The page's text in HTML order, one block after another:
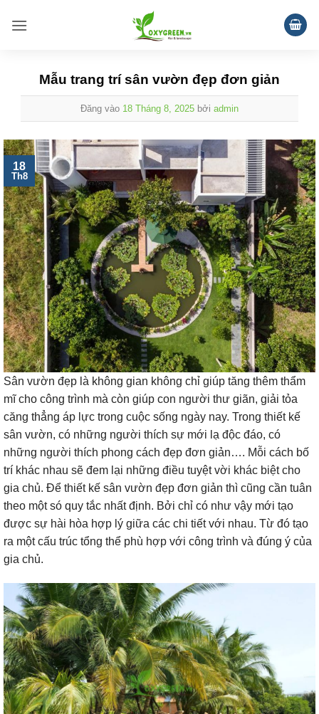
qua
Mẫu trang trí sân vườn đẹp đơn giản
Đăng vào 18 Tháng 8, 2025 bởi admin
18
Th8
Sân vườn đẹp là không gian không chỉ giúp tăng thêm thẩm
mĩ cho công trình mà còn giúp con người thư giãn, giải tỏa
căng thẳng áp lực trong cuộc sống ngày nay. Trong thiết kế
sân vườn, có những người thích sự mới lạ độc đáo, có
những người thích phong cách đẹp đơn giản…. Mỗi cách bố
trí khác nhau sẽ đem lại những điều tuyệt vời khác biệt cho
gia chủ. Để thiết kế sân vườn đẹp đơn giản thì cũng cần tuân
theo một só quy tắc nhất định. Bởi chỉ có như vậy mới tạo
được sự hài hòa hợp lý giữa các chi tiết với nhau. Từ đó tạo
ra một cấu trúc tổng thể phù hợp với công trình và đúng ý của
gia chủ.